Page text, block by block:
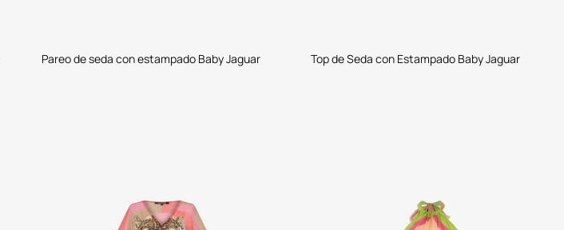
Pareo de seda con estampado Baby Jaguar Top de Seda con Estampado Baby Jaguar